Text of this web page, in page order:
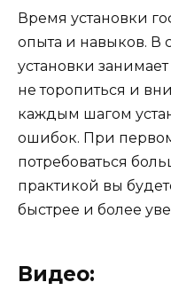
Время установки
опыта и навыков. В
установки
не торопиться и
каждым шагом
ошибок. При
потребоваться
практикой вы
быстрее и более
Видео: